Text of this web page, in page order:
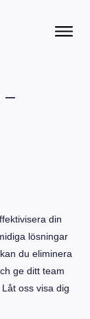
–
din
lösningar
du eliminera
ge ditt team
oss visa dig